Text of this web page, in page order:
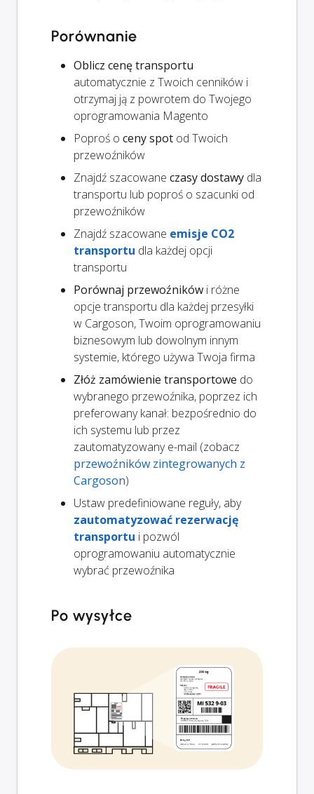
Porównanie
Oblicz cenę transportu
automatycznie z Twoich cenników i
otrzymaj ją z powrotem do Twojego
oprogramowania Magento
Poproś o ceny spot od Twoich
przewoźników
Znajdź szacowane czasy dostawy dla
transportu lub poproś o szacunki od
przewoźników
Znajdź szacowane emisje CO2
transportu dla każdej opcji
transportu
Porównaj przewoźników i różne
opcje transportu dla każdej przesyłki
w Cargoson, Twoim oprogramowaniu
biznesowym lub dowolnym innym
systemie, którego używa Twoja firma
Złóż zamówienie transportowe do
wybranego przewoźnika, poprzez ich
preferowany kanał: bezpośrednio do
ich systemu lub przez
zautomatyzowany e-mail (zobacz
przewoźników zintegrowanych z
Cargoson)
Ustaw predefiniowane reguły, aby
zautomatyzować rezerwację
transportu i pozwól
oprogramowaniu automatycznie
wybrać przewoźnika
Po wysyłce